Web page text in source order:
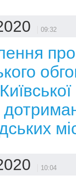
09:32
10:04